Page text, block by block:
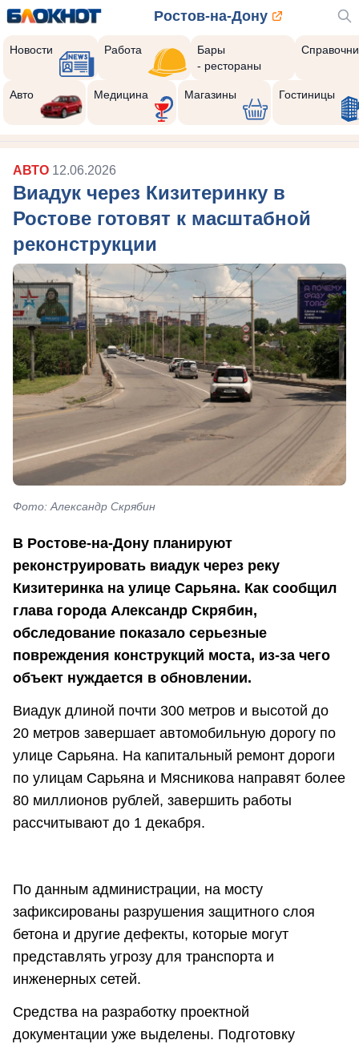
Ростов-на-Дону
Новости Работа
Бары
- рестораны
Авто Медицина Магазины Гостиницы
АВТО 12.06.2026
Виадук через Кизитеринку в
Ростове готовят к масштабной
реконструкции
Фото: Александр Скрябин
В Ростове-на-Дону планируют
реконструировать виадук через реку
Кизитеринка на улице Сарьяна. Как сообщил
глава города Александр Скрябин,
обследование показало серьезные
повреждения конструкций моста, из-за чего
объект нуждается в обновлении.
Виадук длиной почти 300 метров и высотой до
20 метров завершает автомобильную дорогу по
улице Сарьяна. На капитальный ремонт дороги
по улицам Сарьяна и Мясникова направят более
80 миллионов рублей, завершить работы
рассчитывают до 1 декабря.
По данным администрации, на мосту
зафиксированы разрушения защитного слоя
бетона и другие дефекты, которые могут
представлять угрозу для транспорта и
инженерных сетей.
Средства на разработку проектной
документации уже выделены. Подготовку